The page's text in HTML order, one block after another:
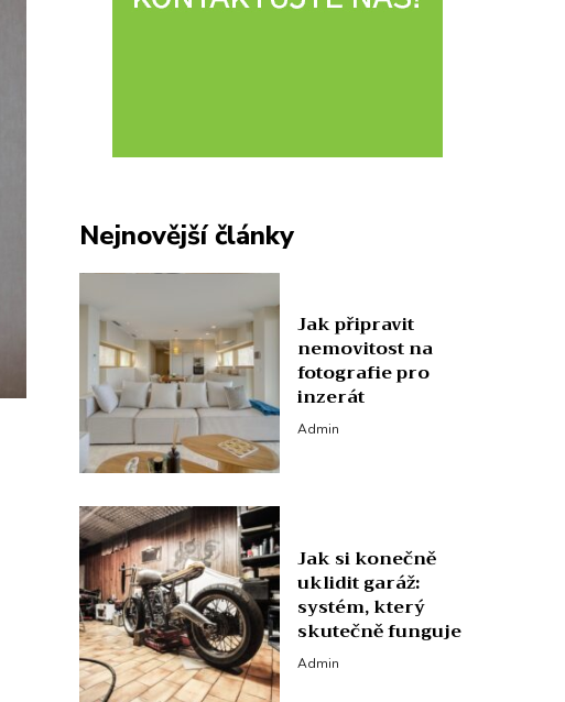
Nejnovější články
Jak připravit
nemovitost na
fotografie pro
inzerát
Admin
Jak si konečně
uklidit garáž:
systém, který
skutečně funguje
Admin